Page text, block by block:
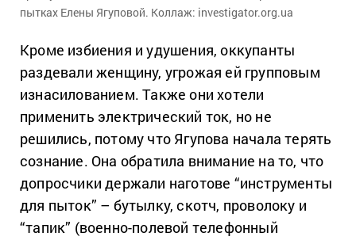
пытках Елены Ягуповой. Коллаж: investigator.org.ua
Кроме избиения и удушения, оккупанты
раздевали женщину, угрожая ей групповым
изнасилованием. Также они хотели
применить электрический ток, но не
решились, потому что Ягупова начала терять
сознание. Она обратила внимание на то, что
допросчики держали наготове “инструменты
для пыток” – бутылку, скотч, проволоку и
“тапик” (военно-полевой телефонный